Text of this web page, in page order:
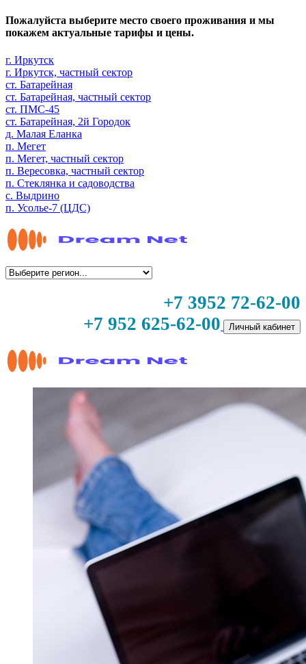
Пожалуйста выберите место своего проживания и мы
покажем актуальные тарифы и цены.
г. Иркутск
г. Иркутск, частный сектор
ст. Батарейная
ст. Батарейная, частный сектор
ст. ПМС-45
ст. Батарейная, 2й Городок
д. Малая Еланка
п. Мегет
п. Мегет, частный сектор
п. Вересовка, частный сектор
п. Стеклянка и садоводства
с. Выдрино
п. Усолье-7 (ЦДС)
+7 3952 72-62-00
+7 952 625-62-00
Личный кабинет